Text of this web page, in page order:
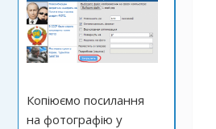
Копіюємо посилання
на фотографію у